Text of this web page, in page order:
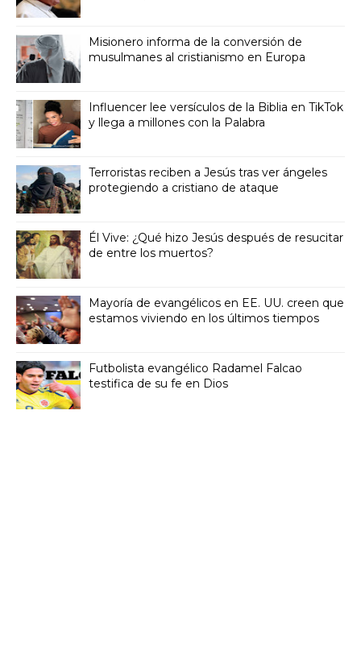
Misionero informa de la conversión de
musulmanes al cristianismo en Europa
Influencer lee versículos de la Biblia en TikTok
y llega a millones con la Palabra
Terroristas reciben a Jesús tras ver ángeles
protegiendo a cristiano de ataque
Él Vive: ¿Qué hizo Jesús después de resucitar
de entre los muertos?
Mayoría de evangélicos en EE. UU. creen que
estamos viviendo en los últimos tiempos
Futbolista evangélico Radamel Falcao
testifica de su fe en Dios